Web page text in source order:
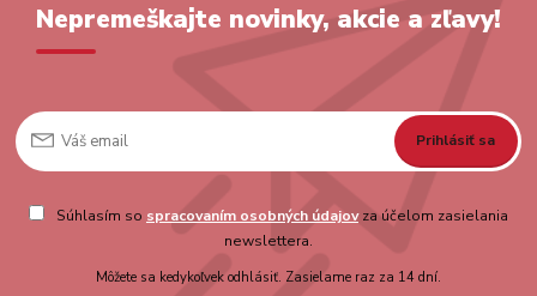
Nepremeškajte novinky, akcie a zľavy!
Prihlásiť sa
Súhlasím so spracovaním osobných údajovza účelom zasielania
newslettera.
Môžete sa kedykoľvek odhlásiť. Zasielame raz za 14 dní.